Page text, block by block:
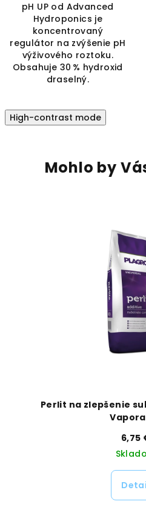
pH UP od Advanced
Hydroponics je
koncentrovaný
regulátor na zvýšenie pH
výživového roztoku.
Obsahuje 30 % hydroxid
draselný.
High-contrast mode
Mohlo by
Perlit na zlepšenie
6,75